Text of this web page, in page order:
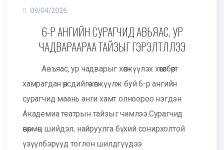
09/04/2026
6-Р АНГИЙН СУРАГЧИД АВЬЯАС, УР
ЧАДВАРААРАА ТАЙЗЫГ ГЭРЭЛТҮҮЛЛЭЭ
Авъяас, ур чадварыг хөгжүүлэх хөтөлбөрт
хамрагдан өөрсдийгөө хөгжүүлж буй 6-р ангийн
сурагчид маань анги хамт олноороо нэгдэн
Академиа театрын тайзыг чимлээ.Сурагчид
өвөрмөц шийдэл, найруулга бүхий сонирхолтой
үзүүлбэрүүд тоглон шилдгүүдээ